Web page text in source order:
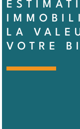
LA
VOTRE